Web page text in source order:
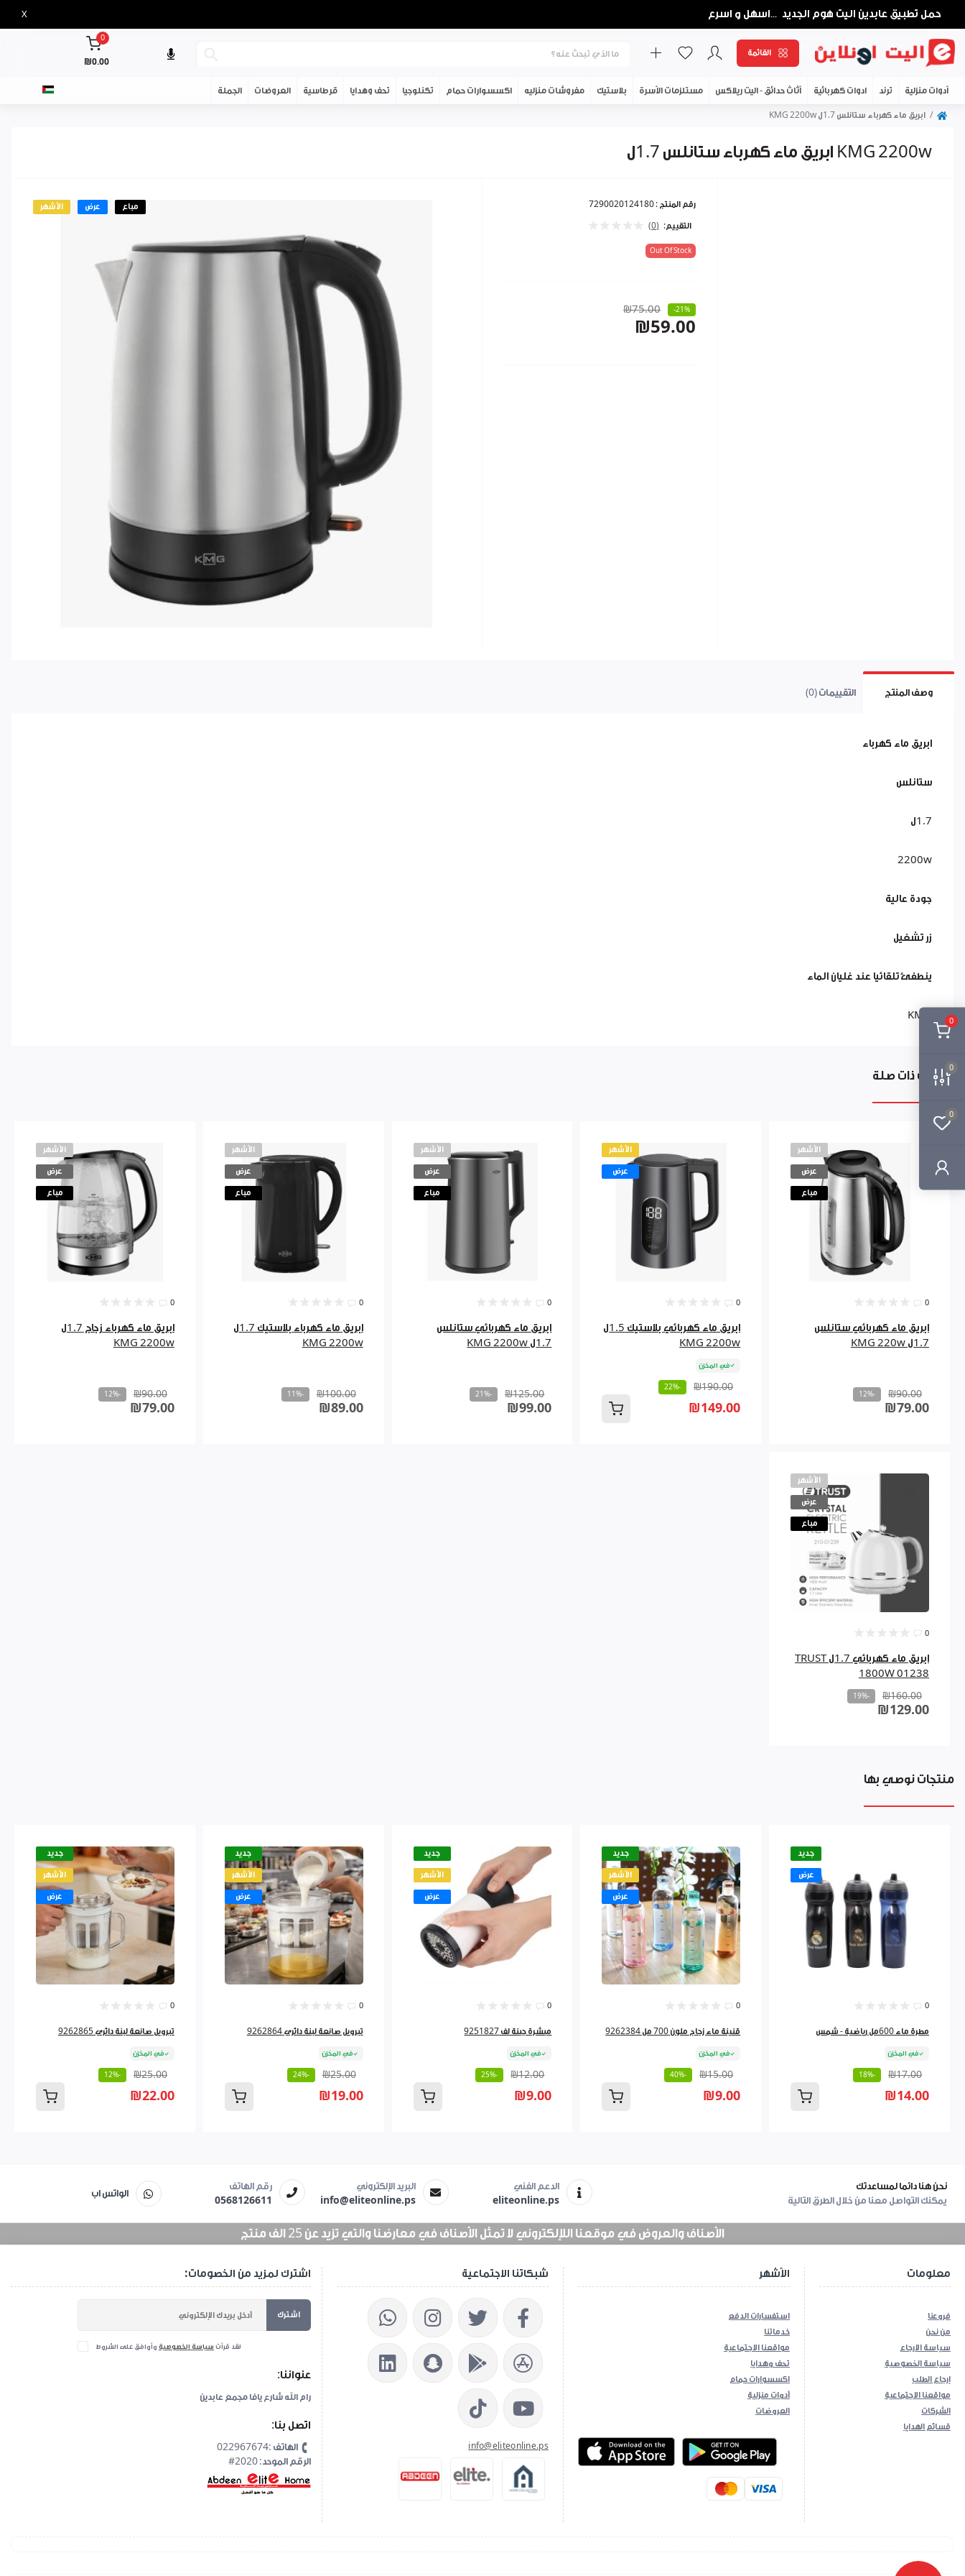
0
0
0
حمل تطبيق عابدين اليت هوم الجديد ...اسهل و اسرع X
القائمة
0
₪0.00
أدوات منزلية ترند ادوات كهربائية أثاث حدائق - اليت ريلاكس مستلزمات الأسرة بلاستيك مفروشات منزليه اكسسوارات حمام تكنلوجيا تحف وهدايا قرطاسية العروضات الجملة
ابريق ماء كهرباء ستانلس 1.7ل KMG 2200w
ابريق ماء كهرباء ستانلس 1.7ل KMG 2200w
الأشهر عرض مباع رقم المنتج : 7290020124180
التقييم: (0)
Out Of Stock
₪75.00 -21%
₪59.00
وصف المنتج التقييمات (0)
ابريق ماء كهرباء
ستانلس
1.7ل
2200w
جودة عالية
زر تشغيل
ينطفئ تلقائيا عند غليان الماء
KMG
منتجات ذات صلة
الأشهر
عرض
مباع
0
ابريق ماء كهربائي ستانلس
1.7ل KMG 220w
₪90.00
-12%
₪79.00
الأشهر
عرض
0
ابريق ماء كهربائي بلاستيك 1.5ل
KMG 2200w
في المخزن
₪190.00
-22%
₪149.00
الأشهر
عرض
مباع
0
ابريق ماء كهربائي ستانلس
1.7ل KMG 2200w
₪125.00
-21%
₪99.00
الأشهر
عرض
مباع
0
ابريق ماء كهرباء بلاستيك 1.7ل
KMG 2200w
₪100.00
-11%
₪89.00
الأشهر
عرض
مباع
0
ابريق ماء كهرباء زجاج 1.7ل
KMG 2200w
₪90.00
-12%
₪79.00
الأشهر
عرض
مباع
0
ابريق ماء كهربائي 1.7ل TRUST
1800W 01238
₪160.00
-19%
₪129.00
منتجات نوصي بها
جديد
عرض
0
مطرة ماء 600مل رياضية - شمس
في المخزن
₪17.00
-18%
₪14.00
جديد
الأشهر
عرض
0
قنينة ماء زجاج ملون 700 مل 9262384
في المخزن
₪15.00
-40%
₪9.00
جديد
الأشهر
عرض
0
مبشرة جبنة لف 9251827
في المخزن
₪12.00
-25%
₪9.00
جديد
الأشهر
عرض
0
تبرويل صانعة لبنة دائري 9262864
في المخزن
₪25.00
-24%
₪19.00
جديد
الأشهر
عرض
0
تبرويل صانعة لبنة دائري 9262865
في المخزن
₪25.00
-12%
₪22.00
نحن هنا دائما لمساعدتك
يمكنك التواصل معنا من خلال الطرق التالية
الدعم الفني
eliteonline.ps
البريد الإلكتروني
info@eliteonline.ps
رقم الهاتف
0568126611
الواتس اب
الأصناف والعروض في موقعنا اللإلكتروني لا تمثل الأصناف في معارضنا والتي تزيد عن 25 الف منتج
اشترك لمزيد من الخصومات:
اشترك
لقد قرأت سياسة الخصوصية وأوافق على الشروط
عنواننا:
رام الله شارع يافا مجمع عابدين
اتصل بنا:
الهاتف :022967674
#2020 :الرقم الموحد
شبكاتنا الاجتماعية
info@eliteonline.ps
الأشهر
استفسارات الدفع
خدماتنا
مواقعنا الاجتماعية
تحف وهدايا
اكسسوارات حمام
أدوات منزلية
العروضات
ios App Android App
معلومات
فروعنا
من نحن
سياسة الارجاع
سياسة الخصوصية
إرجاع الطلب
مواقعنا الاجتماعية
الشركات
قسائم الهدايا